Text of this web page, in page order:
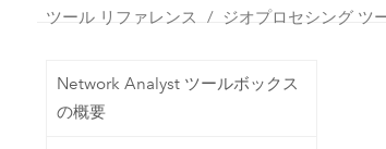
ArcGIS Enterprise
公共エネルギー
ツール リファレンス ジオプロセシング ツ
Network Analyst ツールボックス
の概要